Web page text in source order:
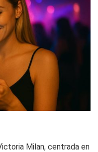
Milan, centrada en